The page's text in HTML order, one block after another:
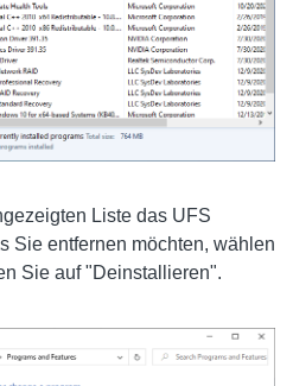
Liste das UFS
Sie entfernen möchten, wählen
Sie auf "Deinstallieren".